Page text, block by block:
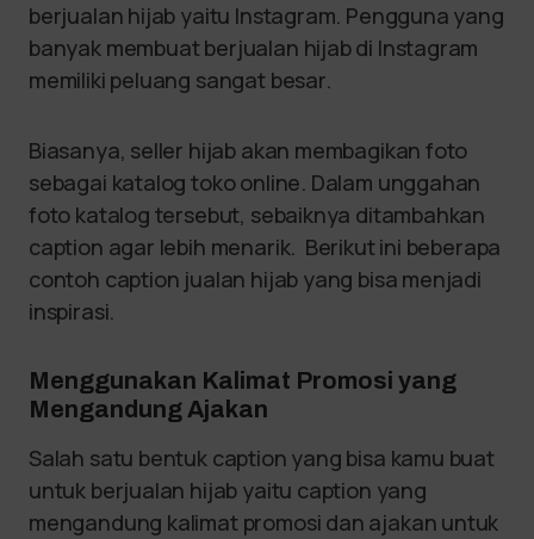
berjualan hijab yaitu Instagram. Pengguna yang
banyak membuat berjualan hijab di Instagram
memiliki peluang sangat besar.
Biasanya, seller hijab akan membagikan foto
sebagai katalog toko online. Dalam unggahan
foto katalog tersebut, sebaiknya ditambahkan
caption agar lebih menarik. Berikut ini beberapa
contoh caption jualan hijab yang bisa menjadi
inspirasi.
Menggunakan Kalimat Promosi yang
Mengandung Ajakan
Salah satu bentuk caption yang bisa kamu buat
untuk berjualan hijab yaitu caption yang
mengandung kalimat promosi dan ajakan untuk